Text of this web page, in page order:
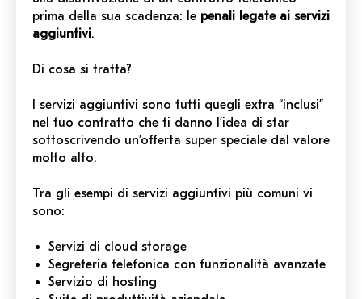
prima della sua scadenza: le penali legate ai servizi
aggiuntivi.
Di cosa si tratta?
I servizi aggiuntivi sono tutti quegli extra “inclusi”
nel tuo contratto che ti danno l’idea di star
sottoscrivendo un’offerta super speciale dal valore
molto alto.
Tra gli esempi di servizi aggiuntivi più comuni vi
sono:
Servizi di cloud storage
Segreteria telefonica con funzionalità avanzate
Servizio di hosting